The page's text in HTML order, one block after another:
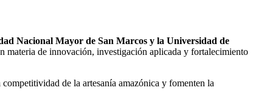
Nacional Mayor de San Marcos y la Universidad de
materia de innovación, investigación aplicada y fortalecimiento
de la artesanía amazónica y fomenten la